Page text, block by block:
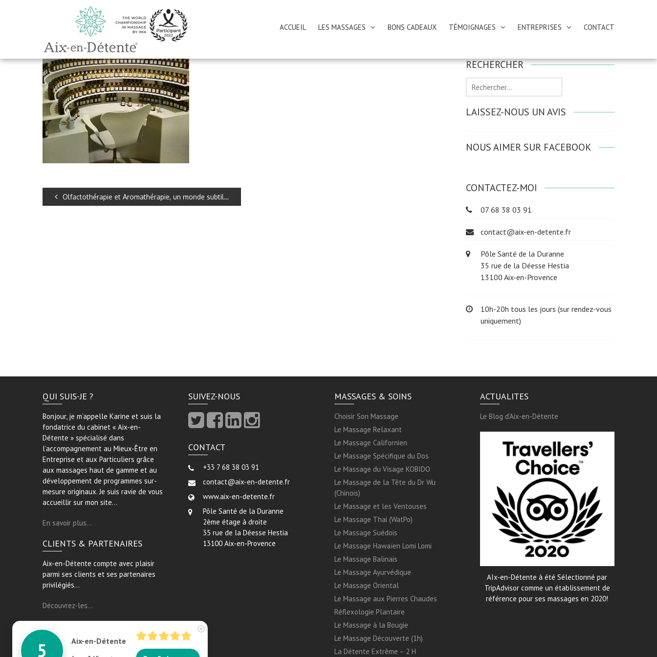
ACCUEIL LES MASSAGES BONS CADEAUX TÉMOIGNAGES ENTREPRISES CONTACT
Olfactothérapie et Aromathérapie, un monde subtil…
RECHERCHER
Rechercher :
LAISSEZ-NOUS UN AVIS
NOUS AIMER SUR FACEBOOK
CONTACTEZ-MOI
07 68 38 03 91
contact@aix-en-detente.fr
Pôle Santé de la Duranne
35 rue de la Déesse Hestia
13100 Aix-en-Provence
10h-20h tous les jours (sur rendez-vous
uniquement)
QUI SUIS-JE ?
Bonjour, je m’appelle Karine et suis la
fondatrice du cabinet « Aix-en-
Détente » spécialisé dans
l’accompagnement au Mieux-Être en
Entreprise et aux Particuliers grâce
aux massages haut de gamme et au
développement de programmes sur-
mesure originaux. Je suis ravie de vous
accueillir sur mon site…
En savoir plus…
CLIENTS & PARTENAIRES
Aix-en-Détente compte avec plaisir
parmi ses clients et ses partenaires
privilégiés…
Découvrez-les…
SUIVEZ-NOUS
CONTACT
+33 7 68 38 03 91
contact@aix-en-detente.fr
www.aix-en-detente.fr
Pôle Santé de la Duranne
2ème étage à droite
35 rue de la Déesse Hestia
13100 Aix-en-Provence
MASSAGES & SOINS
Choisir Son Massage
Le Massage Relaxant
Le Massage Californien
Le Massage Spécifique du Dos
Le Massage du Visage KOBIDO
Le Massage de la Tête du Dr Wu
(Chinois)
Le Massage et les Ventouses
Le Massage Thai (WatPo)
Le Massage Suédois
Le Massage Hawaïen Lomi Lomi
Le Massage Balinais
Le Massage Ayurvédique
Le Massage Oriental
Le Massage aux Pierres Chaudes
Réflexologie Plantaire
Le Massage à la Bougie
Le Massage Découverte (1h)
La Détente Extrême – 2 H
ACTUALITES
Le Blog d’Aix-en-Détente
AIx-en-Détente à été Sélectionné par
TripAdvisor comme un établissement de
référence pour ses massages en 2020!
5 Aix-en-Détente